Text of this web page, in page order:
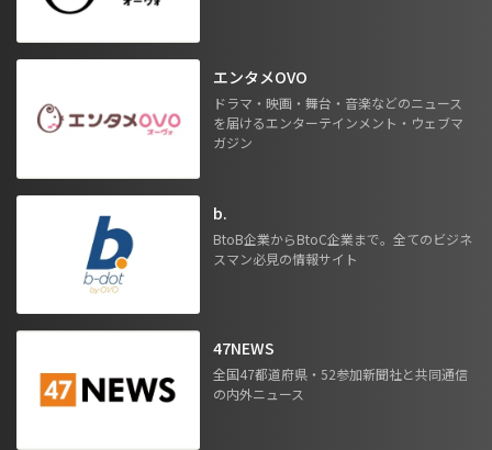
エンタメOVO
ドラマ・映画・舞台・音楽などのニュース
を届けるエンターテインメント・ウェブマ
ガジン
b.
BtoB企業からBtoC企業まで。全てのビジネ
スマン必見の情報サイト
47NEWS
全国47都道府県・52参加新聞社と共同通信
の内外ニュース